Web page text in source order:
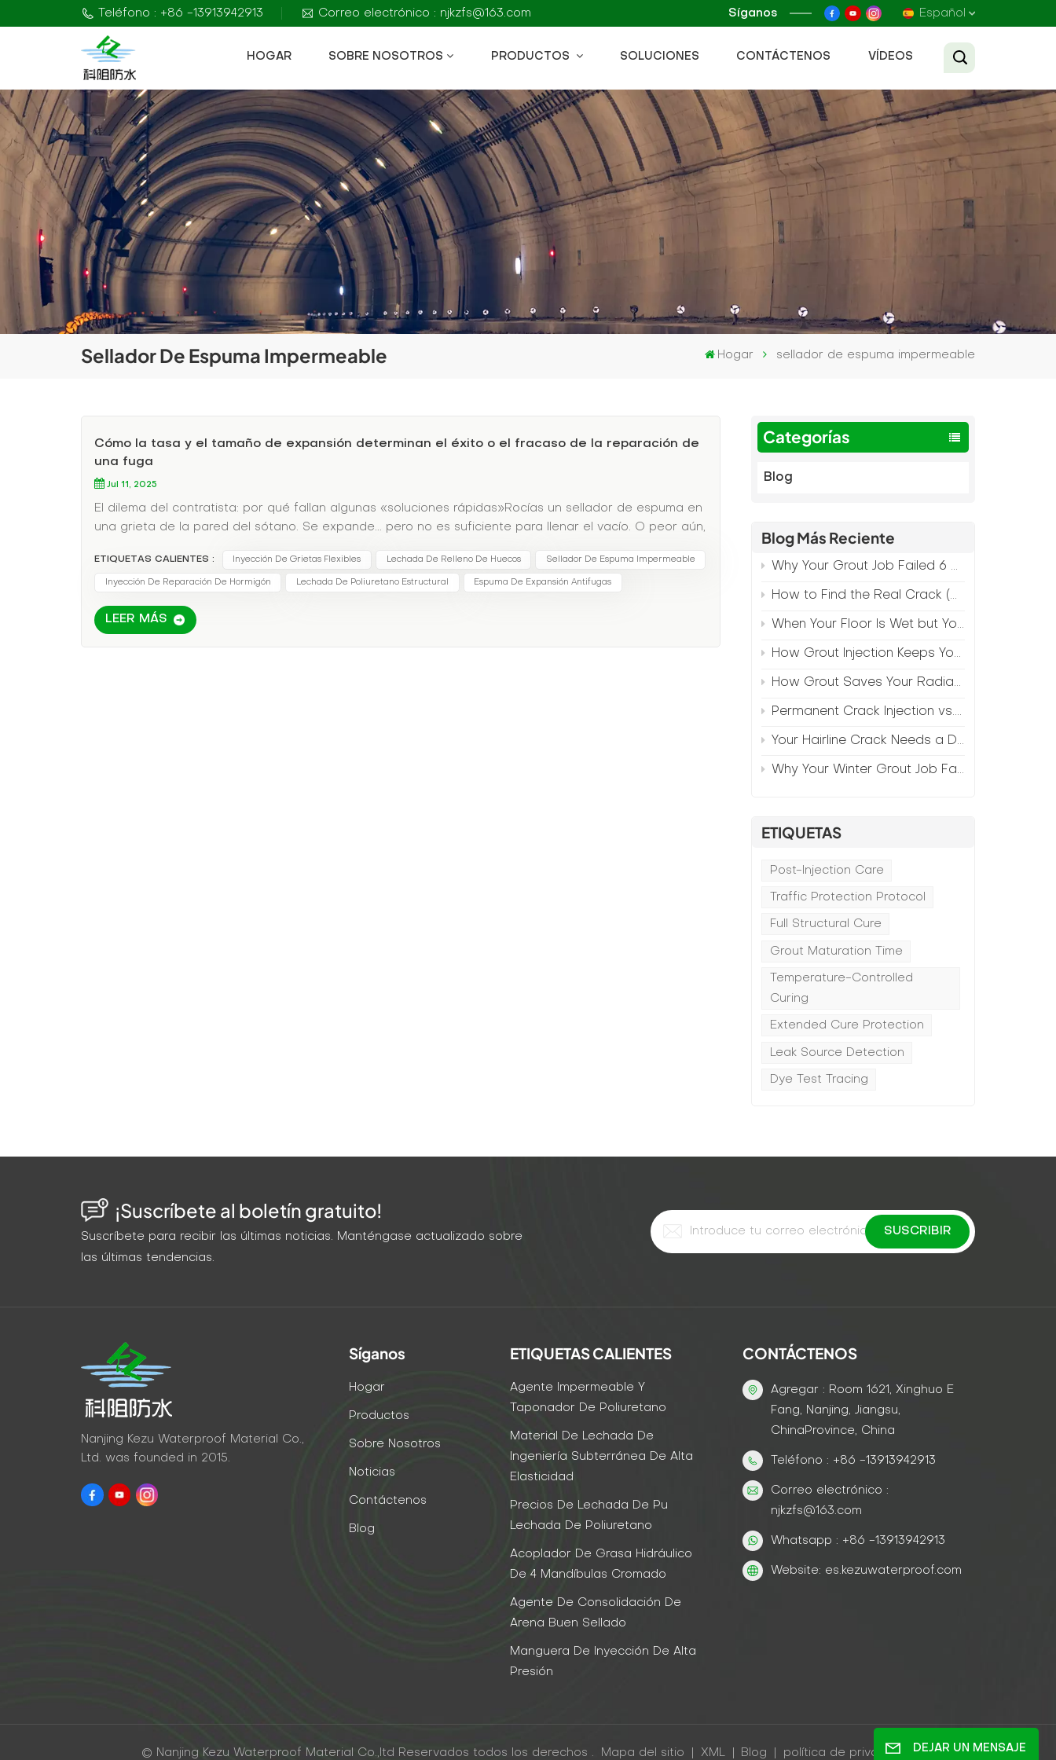
Teléfono : +86 -13913942913 Correo electrónico : njkzfs@163.com Síganos Español
Français
Русский
HOGAR SOBRE NOSOTROS PRODUCTOS SOLUCIONES CONTÁCTENOS VÍDEOS
Sellador De Espuma Impermeable Hogar sellador de espuma impermeable
Categorías
Blog
Blog Más Reciente
Why Your Grout Job Failed 6 Months Later (And How to Prevent It)
How to Find the Real Crack (Because What You See Isn't Always the Source)
When Your Floor Is Wet but Your Crack Is Dry
How Grout Injection Keeps Your Retail Floors Looking Fresh
How Grout Saves Your Radiant Floor from Moisture Damage
Permanent Crack Injection vs. Annual Patching—The Math
Your Hairline Crack Needs a Different Grout Than Your Wide Gap
Why Your Winter Grout Job Failed (And How to Fix It)
ETIQUETAS
Post-Injection Care
Traffic Protection Protocol
Full Structural Cure
Grout Maturation Time
Temperature-Controlled
Curing
Extended Cure Protection
Leak Source Detection
Dye Test Tracing
Cómo la tasa y el tamaño de expansión determinan el éxito o el fracaso de la reparación de
una fuga
Jul 11, 2025
El dilema del contratista: por qué fallan algunas «soluciones rápidas»Rocías un sellador de espuma en
una grieta de la pared del sótano. Se expande... pero no es suficiente para llenar el vacío. O peor aún,
reelaboración🚧 Más daños que la fuga originalLa ciencia de la expansión inteligenteNo todas las
espumas son iguales. Esto es lo que importa:1. Velocidad de expansión
ETIQUETAS CALIENTES : Inyección De Grietas Flexibles Lechada De Relleno De Huecos Sellador De Espuma Impermeable
Inyección De Reparación De Hormigón Lechada De Poliuretano Estructural Espuma De Expansión Antifugas
LEER MÁS
¡Suscríbete al boletín gratuito!
Suscríbete para recibir las últimas noticias. Manténgase actualizado sobre
las últimas tendencias.
Nanjing Kezu Waterproof Material Co.,
Ltd. was founded in 2015.
Síganos
Hogar
Productos
Sobre Nosotros
Noticias
Contáctenos
Blog
ETIQUETAS CALIENTES
Agente Impermeable Y
Taponador De Poliuretano
Material De Lechada De
Ingeniería Subterránea De Alta
Elasticidad
Precios De Lechada De Pu
Lechada De Poliuretano
Acoplador De Grasa Hidráulico
De 4 Mandíbulas Cromado
Agente De Consolidación De
Arena Buen Sellado
Manguera De Inyección De Alta
Presión
CONTÁCTENOS
Agregar : Room 1621, Xinghuo E
Fang, Nanjing, Jiangsu,
ChinaProvince, China
Teléfono : +86 -13913942913
Correo electrónico :
njkzfs@163.com
Whatsapp : +86 -13913942913
Website: es.kezuwaterproof.com
© Nanjing Kezu Waterproof Material Co.,ltd Reservados todos los derechos . Mapa del sitio XML Blog política de privacidad DEJAR UN MENSAJE